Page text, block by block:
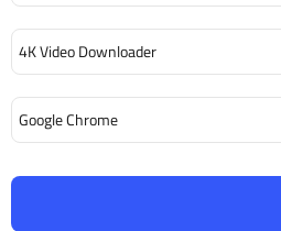
4K Video Downloader
Google Chrome